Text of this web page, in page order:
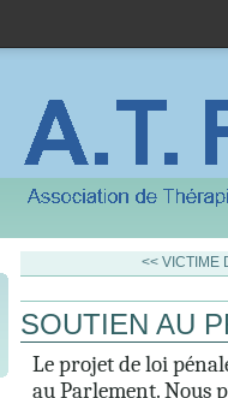
<< VICTIME
SOUTIEN AU
Le projet de loi
au Parlement. Nous